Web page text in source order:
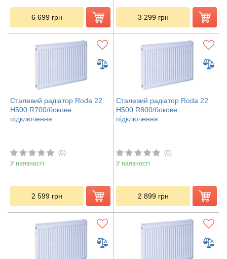
6 699 грн 3 299 грн
Сталевий радіатор Roda 22
H500 R700/бокове
підключення
(0)
У наявності
2 599 грн
Сталевий радіатор Roda 22
H500 R800/бокове
підключення
(0)
У наявності
2 899 грн